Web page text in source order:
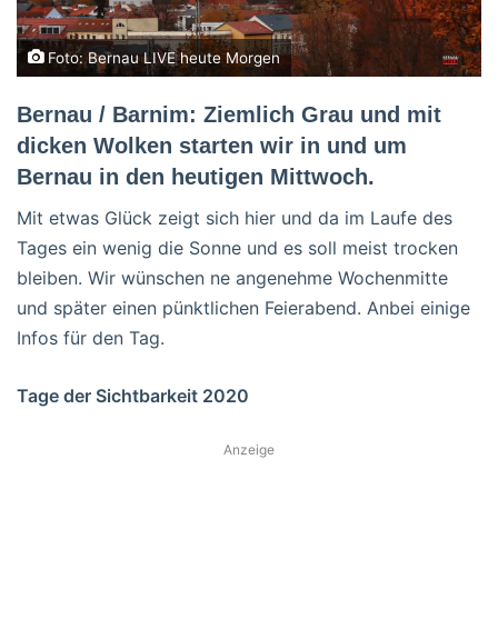
Foto: Bernau LIVE heute Morgen
Bernau / Barnim: Ziemlich Grau und mit
dicken Wolken starten wir in und um
Bernau in den heutigen Mittwoch.
Mit etwas Glück zeigt sich hier und da im Laufe des
Tages ein wenig die Sonne und es soll meist trocken
bleiben. Wir wünschen ne angenehme Wochenmitte
und später einen pünktlichen Feierabend. Anbei einige
Infos für den Tag.
Tage der Sichtbarkeit 2020
Anzeige